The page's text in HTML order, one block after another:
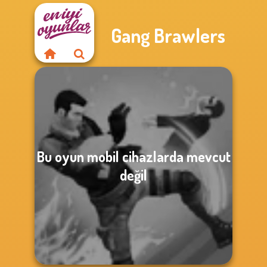
Gang Brawlers
Bu oyun mobil cihazlarda mevcut
değil